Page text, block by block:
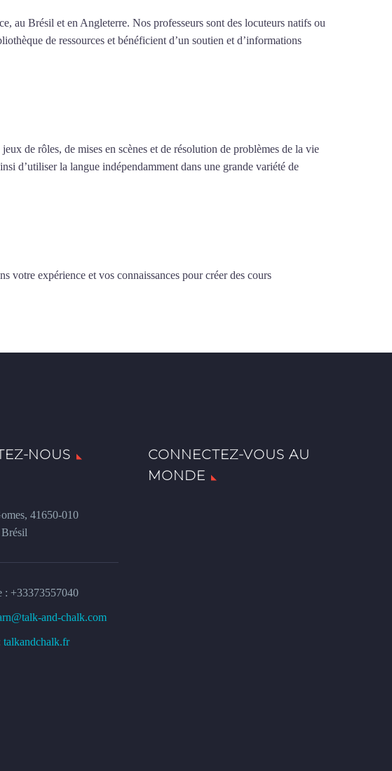
au Brésil et en Angleterre. Nos professeurs sont des locuteurs natifs ou
de ressources et bénéficient d’un soutien et d’informations
de rôles, de mises en scènes et de résolution de problèmes de la vie
d’utiliser la langue indépendamment dans une grande variété de
votre expérience et vos connaissances pour créer des cours
NOUS
41650-010
: +33373557040
and-chalk.com
talkandchalk.fr
CONNECTEZ-VOUS AU
MONDE